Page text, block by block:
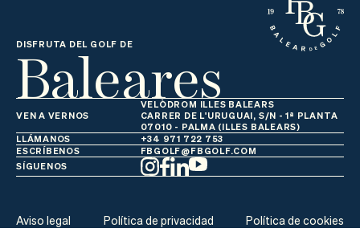
DISFRUTA DEL GOLF DE
Baleares
VEN A VERNOS
VELÒDROM ILLES BALEARS
CARRER DE L'URUGUAI, S/N - 1ª PLANTA
07010 - PALMA (ILLES BALEARS)
LLÁMANOS
+34 971 722 753
ESCRÍBENOS
FBGOLF@FBGOLF.COM
SÍGUENOS
Aviso legal Política de privacidad Política de cookies